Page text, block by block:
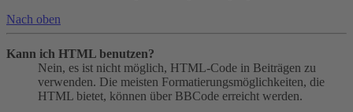
Nach oben
Kann ich HTML benutzen?
Nein, es ist nicht möglich, HTML-Code in Beiträgen zu
verwenden. Die meisten Formatierungsmöglichkeiten, die
HTML bietet, können über BBCode erreicht werden.